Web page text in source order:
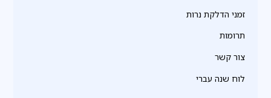
זמני הדלקת נרות
תרומות
צור קשר
לוח שנה עברי